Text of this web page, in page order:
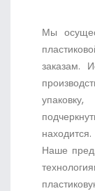
Мы
заказам.
находится.
Наше